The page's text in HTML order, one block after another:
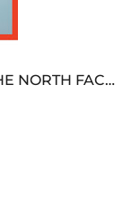
ノースフェイス 偽物 ダウン人気【THE NORTH FACE】M'S 7 SUMMIT HIM...